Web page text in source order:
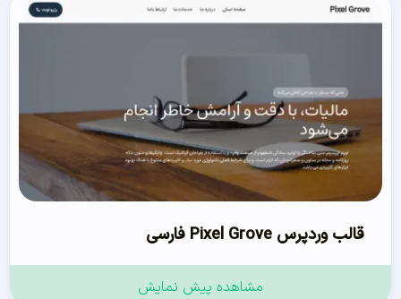
قالب وردپرس Pixel Grove فارسی
مشاهده پیش نمایش